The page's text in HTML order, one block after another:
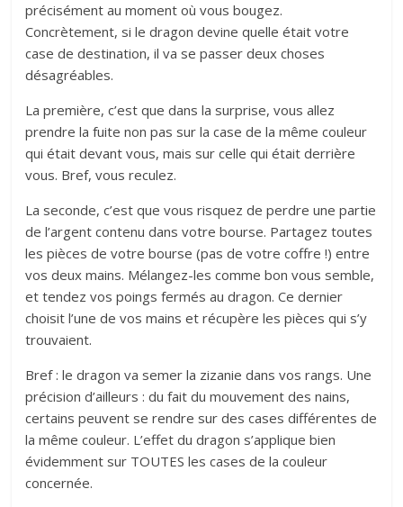
précisément au moment où vous bougez.
Concrètement, si le dragon devine quelle était votre
case de destination, il va se passer deux choses
désagréables.
La première, c’est que dans la surprise, vous allez
prendre la fuite non pas sur la case de la même couleur
qui était devant vous, mais sur celle qui était derrière
vous. Bref, vous reculez.
La seconde, c’est que vous risquez de perdre une partie
de l’argent contenu dans votre bourse. Partagez toutes
les pièces de votre bourse (pas de votre coffre !) entre
vos deux mains. Mélangez-les comme bon vous semble,
et tendez vos poings fermés au dragon. Ce dernier
choisit l’une de vos mains et récupère les pièces qui s’y
trouvaient.
Bref : le dragon va semer la zizanie dans vos rangs. Une
précision d’ailleurs : du fait du mouvement des nains,
certains peuvent se rendre sur des cases différentes de
la même couleur. L’effet du dragon s’applique bien
évidemment sur TOUTES les cases de la couleur
concernée.